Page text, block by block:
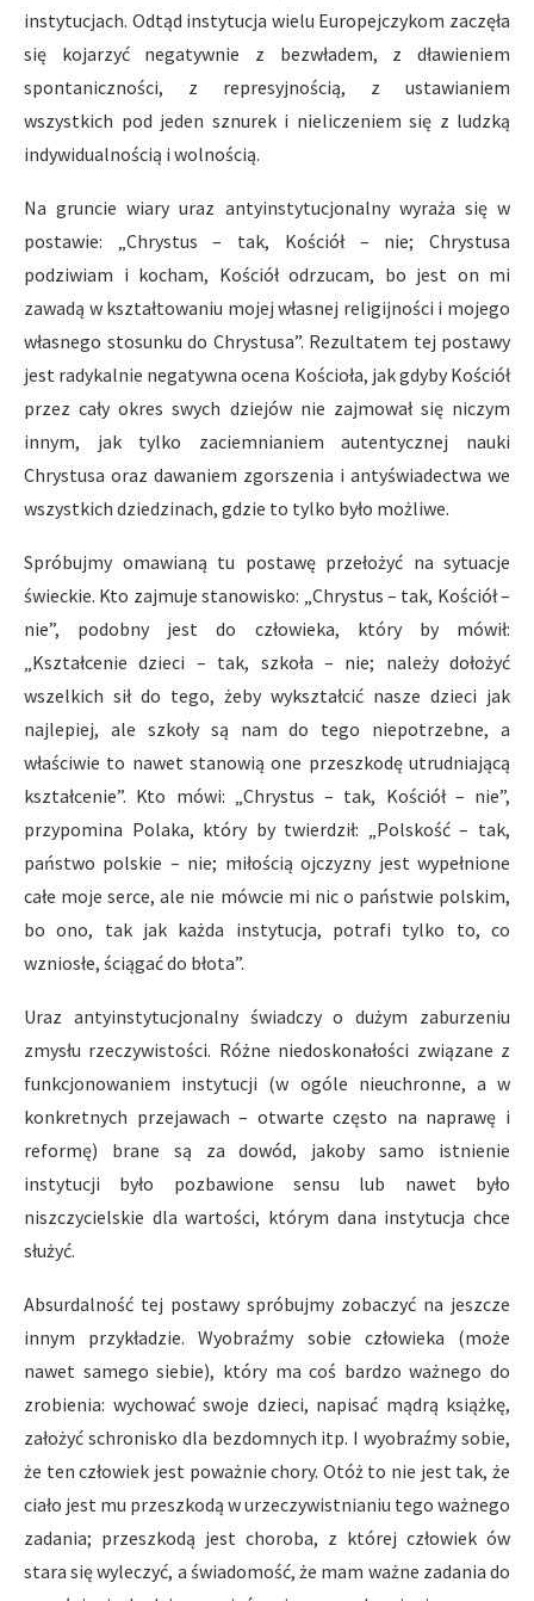
instytucjach. Odtąd instytucja wielu Europejczykom zaczęła
się kojarzyć negatywnie z bezwładem, z dławieniem
spontaniczności, z represyjnością, z ustawianiem
wszystkich pod jeden sznurek i nieliczeniem się z ludzką
indywidualnością i wolnością.
Na gruncie wiary uraz antyinstytucjonalny wyraża się w
postawie: „Chrystus – tak, Kościół – nie; Chrystusa
podziwiam i kocham, Kościół odrzucam, bo jest on mi
zawadą w kształtowaniu mojej własnej religijności i mojego
własnego stosunku do Chrystusa”. Rezultatem tej postawy
jest radykalnie negatywna ocena Kościoła, jak gdyby Kościół
przez cały okres swych dziejów nie zajmował się niczym
innym, jak tylko zaciemnianiem autentycznej nauki
Chrystusa oraz dawaniem zgorszenia i antyświadectwa we
wszystkich dziedzinach, gdzie to tylko było możliwe.
Spróbujmy omawianą tu postawę przełożyć na sytuacje
świeckie. Kto zajmuje stanowisko: „Chrystus – tak, Kościół –
nie”, podobny jest do człowieka, który by mówił:
„Kształcenie dzieci – tak, szkoła – nie; należy dołożyć
wszelkich sił do tego, żeby wykształcić nasze dzieci jak
najlepiej, ale szkoły są nam do tego niepotrzebne, a
właściwie to nawet stanowią one przeszkodę utrudniającą
kształcenie”. Kto mówi: „Chrystus – tak, Kościół – nie”,
przypomina Polaka, który by twierdził: „Polskość – tak,
państwo polskie – nie; miłością ojczyzny jest wypełnione
całe moje serce, ale nie mówcie mi nic o państwie polskim,
bo ono, tak jak każda instytucja, potrafi tylko to, co
wzniosłe, ściągać do błota”.
Uraz antyinstytucjonalny świadczy o dużym zaburzeniu
zmysłu rzeczywistości. Różne niedoskonałości związane z
funkcjonowaniem instytucji (w ogóle nieuchronne, a w
konkretnych przejawach – otwarte często na naprawę i
reformę) brane są za dowód, jakoby samo istnienie
instytucji było pozbawione sensu lub nawet było
niszczycielskie dla wartości, którym dana instytucja chce
służyć.
Absurdalność tej postawy spróbujmy zobaczyć na jeszcze
innym przykładzie. Wyobraźmy sobie człowieka (może
nawet samego siebie), który ma coś bardzo ważnego do
zrobienia: wychować swoje dzieci, napisać mądrą książkę,
założyć schronisko dla bezdomnych itp. I wyobraźmy sobie,
że ten człowiek jest poważnie chory. Otóż to nie jest tak, że
ciało jest mu przeszkodą w urzeczywistnianiu tego ważnego
zadania; przeszkodą jest choroba, z której człowiek ów
stara się wyleczyć, a świadomość, że mam ważne zadania do